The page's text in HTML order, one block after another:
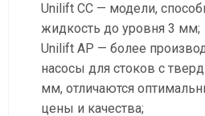
Unilift CC — модели,
жидкость до уровня 3 мм;
Unilift AP — более
насосы для стоков с
мм, отличаются
цены и качества;